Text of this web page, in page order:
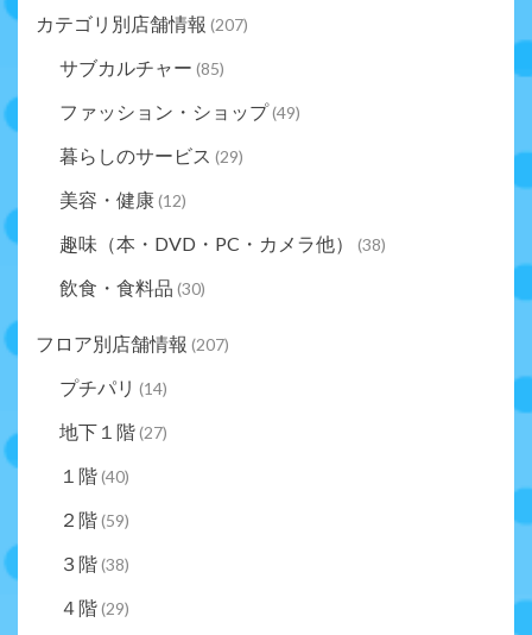
カテゴリ別店舗情報 (207)
サブカルチャー (85)
ファッション・ショップ(49)
暮らしのサービス (29)
美容・健康(12)
趣味（本・DVD・PC・カメラ他） (38)
飲食・食料品 (30)
フロア別店舗情報 (207)
プチパリ (14)
地下１階(27)
１階(40)
２階(59)
３階(38)
４階(29)